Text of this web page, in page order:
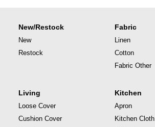
New/Restock
New
Restock
Fabric
Linen
Cotton
Fabric Other
Living
Loose Cover
Cushion Cover
Kitchen
Apron
Kitchen Cloth